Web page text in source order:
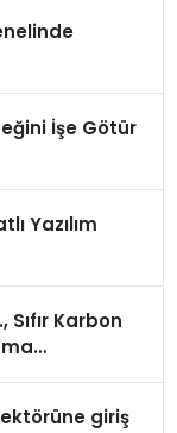
İşe Götür
Yazılım
Karbon
giriş